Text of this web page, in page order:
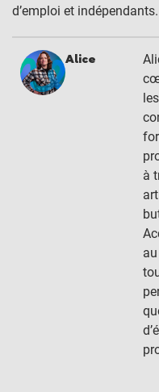
d’emploi et indépendants.
Alice
à